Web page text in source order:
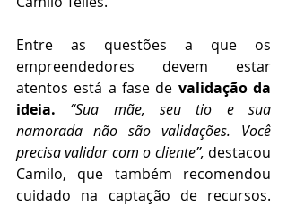
Entre as questões a que os
empreendedores devem estar
atentos está a fase de validação da
ideia.
“Sua mãe, seu tio e sua
namorada não são validações. Você
precisa validar com o cliente”, destacou
Camilo, que também recomendou